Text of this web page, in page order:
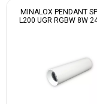
MINALOX PENDANT
L200 UGR RGBW 8W